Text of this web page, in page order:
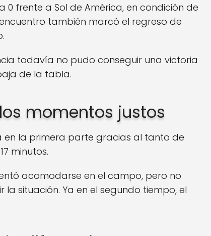
0 frente a Sol de América, en condición de
también marcó el regreso de
todavía no pudo conseguir una victoria
de la tabla.
momentos justos
en la primera parte gracias al tanto de
minutos.
acomodarse en el campo, pero no
situación. Ya en el segundo tiempo, el